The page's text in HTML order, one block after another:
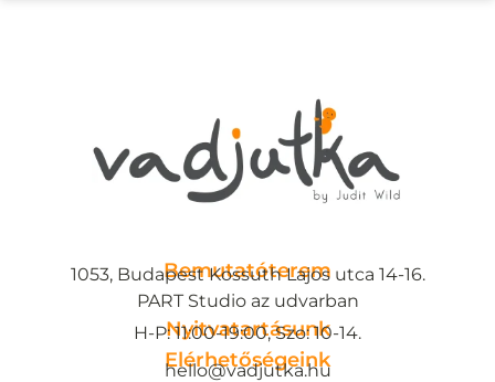
Bemutatóterem
1053, Budapest Kossuth Lajos utca 14-16.
PART Studio az udvarban
Nyitvatartásunk
H-P: 11:00-19:00, Szo: 10-14.
Elérhetőségeink
hello@vadjutka.hu